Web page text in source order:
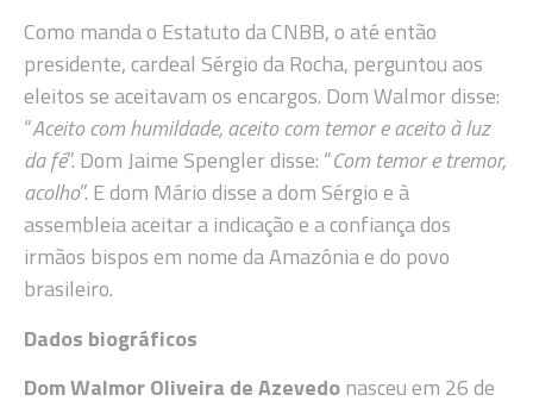
Como manda o Estatuto da CNBB, o até então
presidente, cardeal Sérgio da Rocha, perguntou aos
eleitos se aceitavam os encargos. Dom Walmor disse:
“Aceito com humildade, aceito com temor e aceito à luz
da fé”. Dom Jaime Spengler disse: “Com temor e tremor,
acolho”. E dom Mário disse a dom Sérgio e à
assembleia aceitar a indicação e a confiança dos
irmãos bispos em nome da Amazônia e do povo
brasileiro.
Dados biográficos
Dom Walmor Oliveira de Azevedonasceu em 26 de